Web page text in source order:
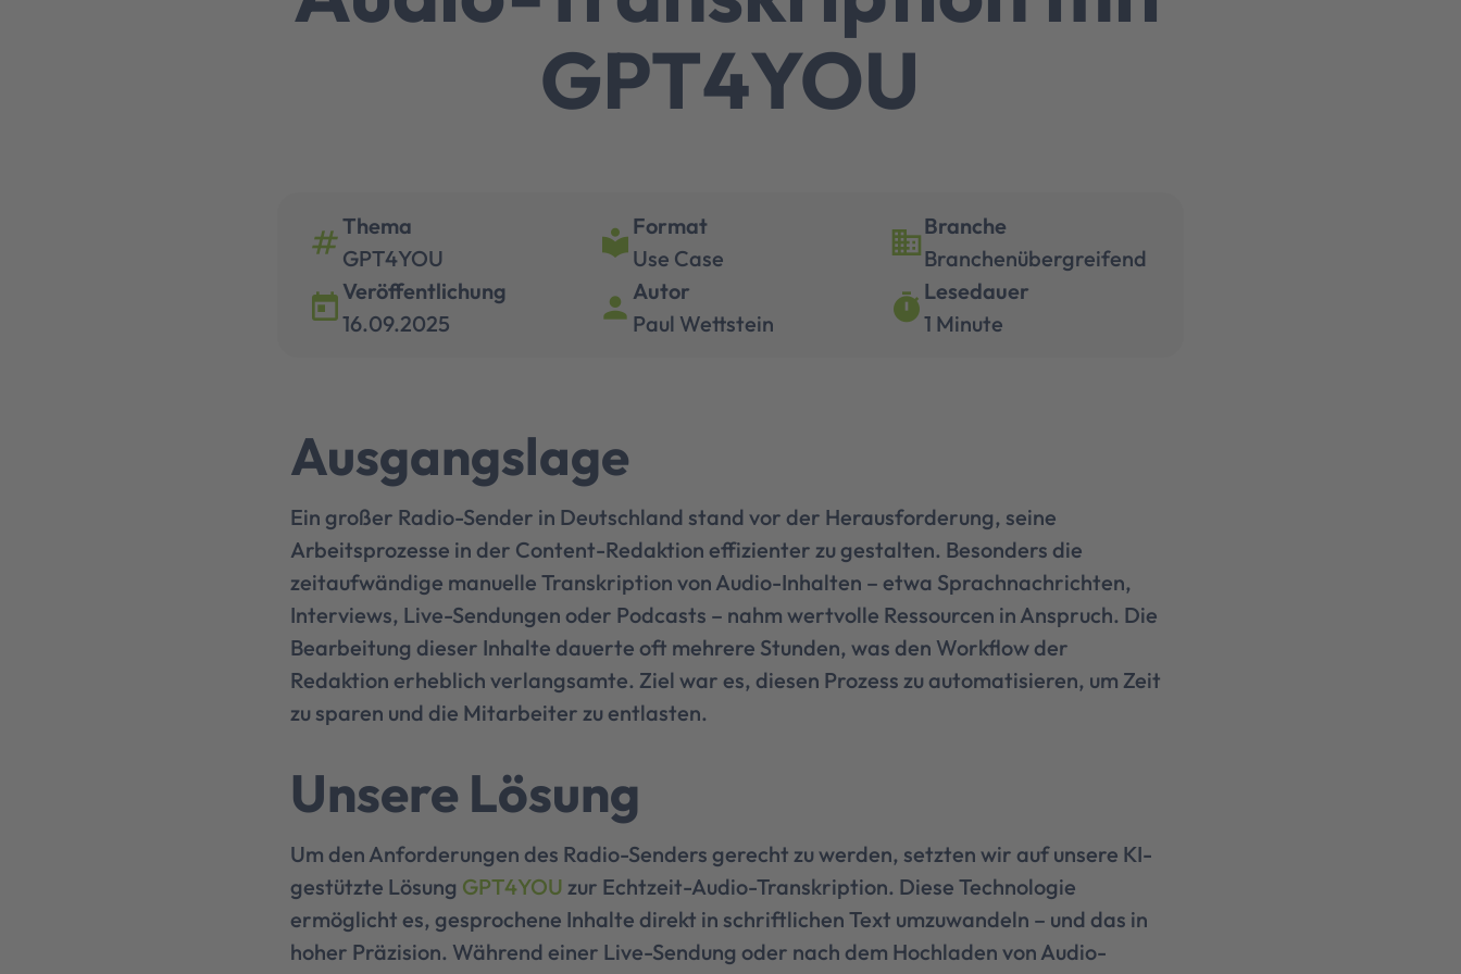
GPT4YOU
numbersThema
GPT4YOU
local_library Format
Use Case
businessBranche
Branchenübergreifend
todayVeröffentlichung
16.09.2025
personAutor
Paul Wettstein
timer Lesedauer
1 Minute
Ausgangslage
Ein großer Radio-Sender in Deutschland stand vor der Herausforderung, seine
Arbeitsprozesse in der Content-Redaktion effizienter zu gestalten. Besonders die
zeitaufwändige manuelle Transkription von Audio-Inhalten – etwa Sprachnachrichten,
Interviews, Live-Sendungen oder Podcasts – nahm wertvolle Ressourcen in Anspruch. Die
Bearbeitung dieser Inhalte dauerte oft mehrere Stunden, was den Workflow der
Redaktion erheblich verlangsamte. Ziel war es, diesen Prozess zu automatisieren, um Zeit
zu sparen und die Mitarbeiter zu entlasten.
Unsere Lösung
Um den Anforderungen des Radio-Senders gerecht zu werden, setzten wir auf unsere KI-
gestützte Lösung GPT4YOU zur Echtzeit-Audio-Transkription. Diese Technologie
ermöglicht es, gesprochene Inhalte direkt in schriftlichen Text umzuwandeln – und das in
hoher Präzision. Während einer Live-Sendung oder nach dem Hochladen von Audio-